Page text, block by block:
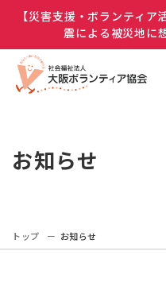
【災害支援・ボランティ
震による被災地に
お知らせ
トップ お知らせ